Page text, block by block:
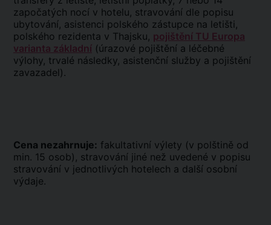
započatých nocí v hotelu, stravování dle popisu
ubytování, asistenci polského zástupce na letišti,
polského rezidenta v Thajsku, pojištění TU Europa
varianta základní (úrazové pojištění a léčebné
výlohy, trvalé následky, asistenční služby a pojištění
zavazadel).
Cena nezahrnuje: fakultativní výlety (v polštině od
min. 15 osob), stravování jiné než uvedené v popisu
stravování v jednotlivých hotelech a další osobní
výdaje.